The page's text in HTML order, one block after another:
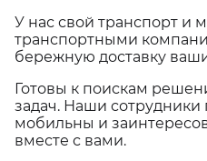
У нас свой транспорт и
транспортными
бережную доставку
Готовы к поискам
задач. Наши
мобильны и
вместе с вами.